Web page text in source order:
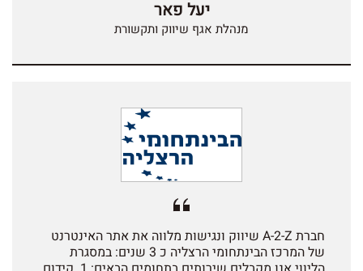
יעל פאר
מנהלת אגף שיווק ותקשורת
חברת A-2-Z שיווק ונגישות מלווה את אתר האינטרנט
של המרכז הבינתחומי הרצליה כ 3 שנים: במסגרת